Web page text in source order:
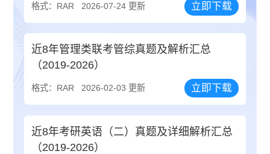
格式：RAR 2026-07-24 更新 立即下载
近8年管理类联考管综真题及解析汇总
（2019-2026）
格式：RAR 2026-02-03 更新 立即下载
近8年考研英语（二）真题及详细解析汇总
（2019-2026）